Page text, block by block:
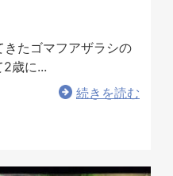
きたゴマフアザラシの
2歳に...
続きを読む